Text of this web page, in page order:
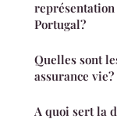
Portugal?
Quelles sont
assurance vie?
A quoi sert la